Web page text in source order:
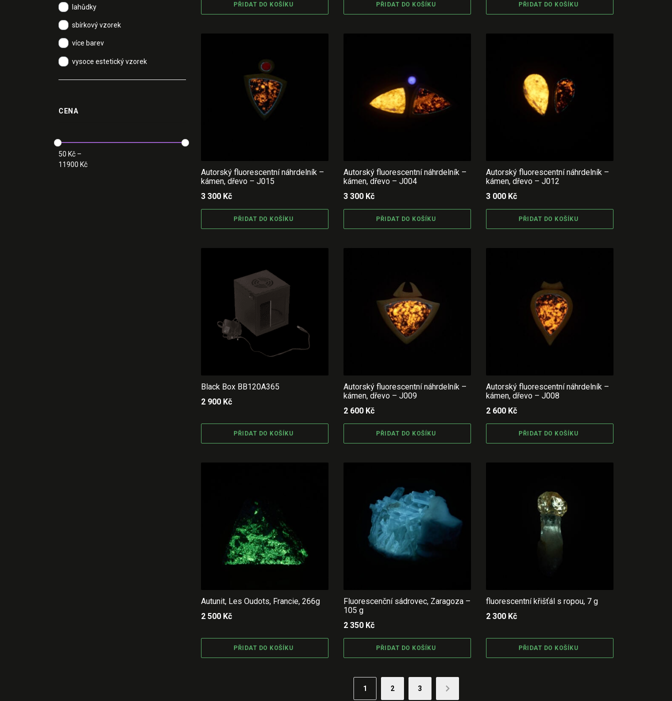
PŘIDAT DO KOŠÍKU PŘIDAT DO KOŠÍKU PŘIDAT DO KOŠÍKU
Autorský fluorescentní náhrdelník –
kámen, dřevo – J015
3 300 Kč
PŘIDAT DO KOŠÍKU
Autorský fluorescentní náhrdelník –
kámen, dřevo – J004
3 300 Kč
PŘIDAT DO KOŠÍKU
Autorský fluorescentní náhrdelník –
kámen, dřevo – J012
3 000 Kč
PŘIDAT DO KOŠÍKU
Black Box BB120A365
2 900 Kč
PŘIDAT DO KOŠÍKU
Autorský fluorescentní náhrdelník –
kámen, dřevo – J009
2 600 Kč
PŘIDAT DO KOŠÍKU
Autorský fluorescentní náhrdelník –
kámen, dřevo – J008
2 600 Kč
PŘIDAT DO KOŠÍKU
Autunit, Les Oudots, Francie, 266g
2 500 Kč
PŘIDAT DO KOŠÍKU
Fluorescenční sádrovec, Zaragoza –
105 g
2 350 Kč
PŘIDAT DO KOŠÍKU
fluorescentní křišťál s ropou, 7 g
2 300 Kč
PŘIDAT DO KOŠÍKU
1 2 3 →
lahůdky
sbírkový vzorek
více barev
vysoce estetický vzorek
CENA
50 Kč –
11900 Kč